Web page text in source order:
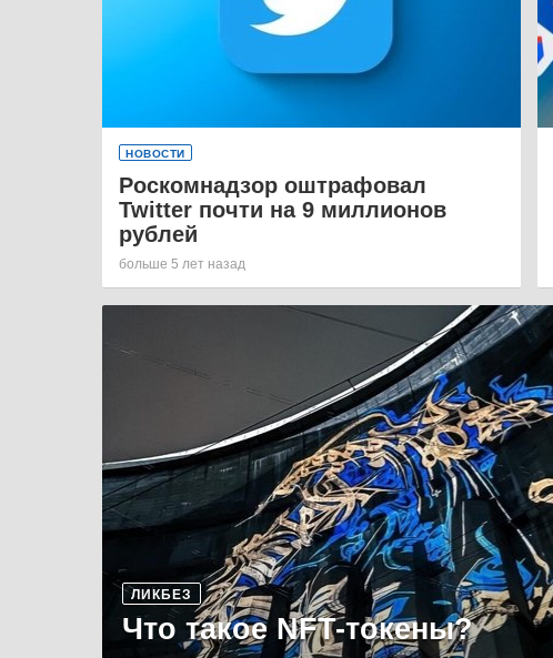
НОВОСТИ
Роскомнадзор оштрафовал
Twitter почти на 9 миллионов
рублей
больше 5 лет назад
ЛИКБЕЗ
Что такое NFT-токены?